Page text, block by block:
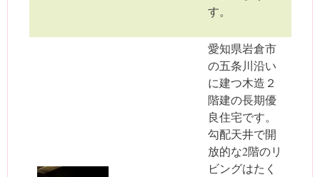
す。
愛知県岩倉市
の五条川沿い
に建つ木造２
階建の長期優
良住宅です。
勾配天井で開
放的な2階のリ
ビングはたく